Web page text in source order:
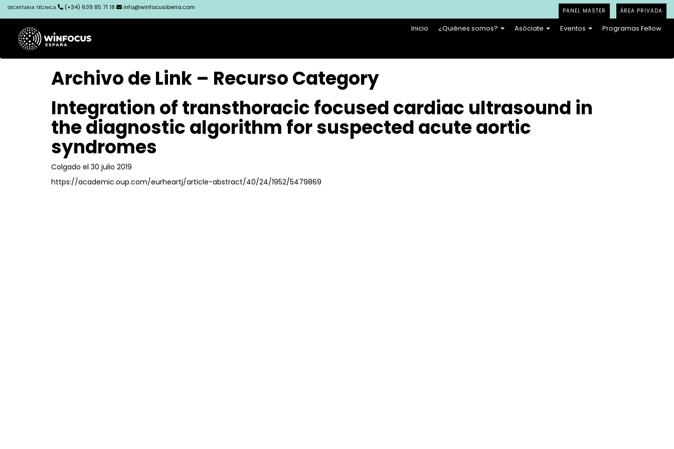
SECRETARIA TÉCNICA (+34) 639 85 71 18 info@winfocusiberia.com PANEL MASTER ÁREA PRIVADA
Inicio ¿Quiénes somos? Asóciate Eventos Programas Fellow
Archivo de Link – Recurso Category
Integration of transthoracic focused cardiac ultrasound in
the diagnostic algorithm for suspected acute aortic
syndromes
Colgado el 30 julio 2019
https://academic.oup.com/eurheartj/article-abstract/40/24/1952/5479869